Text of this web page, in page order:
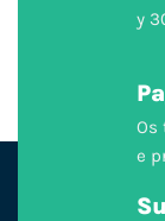
y
Os
e